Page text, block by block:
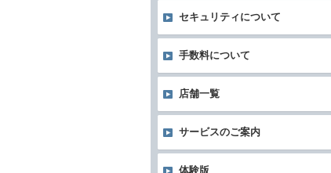
セキュリティについて
手数料について
店舗一覧
サービスのご案内
体験版